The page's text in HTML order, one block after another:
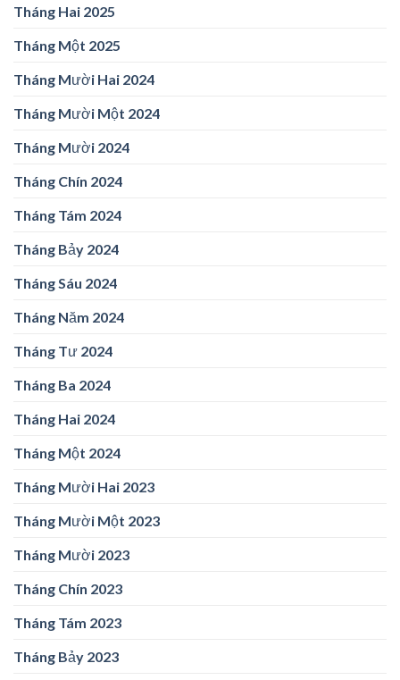
Tháng Hai 2025
Tháng Một 2025
Tháng Mười Hai 2024
Tháng Mười Một 2024
Tháng Mười 2024
Tháng Chín 2024
Tháng Tám 2024
Tháng Bảy 2024
Tháng Sáu 2024
Tháng Năm 2024
Tháng Tư 2024
Tháng Ba 2024
Tháng Hai 2024
Tháng Một 2024
Tháng Mười Hai 2023
Tháng Mười Một 2023
Tháng Mười 2023
Tháng Chín 2023
Tháng Tám 2023
Tháng Bảy 2023